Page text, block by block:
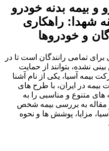
بیمه بدنه خودرو
شهدا: راهکاری
و خودروها
تمامی رانندگان است تا در
نشده، بتوانند از حمایت
بیمه آسیا، یکی از نام آشنا
بیمه در ایران، با طرح های
های متنوع و مناسبی را به
مقاله به بررسی بیمه شخص
مزایا، پوشش ها و نحوه